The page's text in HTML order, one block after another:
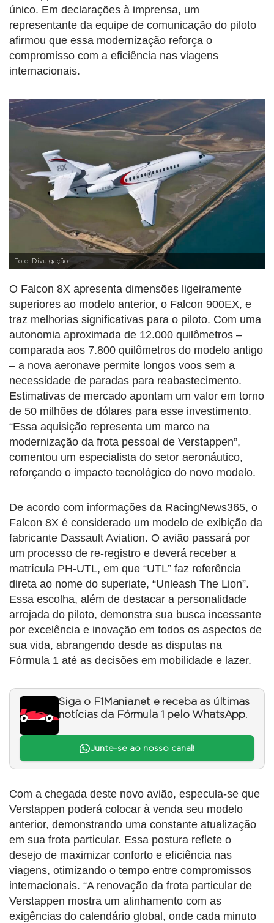
único. Em declarações à imprensa, um
representante da equipe de comunicação do piloto
afirmou que essa modernização reforça o
compromisso com a eficiência nas viagens
internacionais.
Foto: Divulgação
O Falcon 8X apresenta dimensões ligeiramente
superiores ao modelo anterior, o Falcon 900EX, e
traz melhorias significativas para o piloto. Com uma
autonomia aproximada de 12.000 quilômetros –
comparada aos 7.800 quilômetros do modelo antigo
– a nova aeronave permite longos voos sem a
necessidade de paradas para reabastecimento.
Estimativas de mercado apontam um valor em torno
de 50 milhões de dólares para esse investimento.
“Essa aquisição representa um marco na
modernização da frota pessoal de Verstappen”,
comentou um especialista do setor aeronáutico,
reforçando o impacto tecnológico do novo modelo.
De acordo com informações da RacingNews365, o
Falcon 8X é considerado um modelo de exibição da
fabricante Dassault Aviation. O avião passará por
um processo de re-registro e deverá receber a
matrícula PH-UTL, em que “UTL” faz referência
direta ao nome do superiate, “Unleash The Lion”.
Essa escolha, além de destacar a personalidade
arrojada do piloto, demonstra sua busca incessante
por excelência e inovação em todos os aspectos de
sua vida, abrangendo desde as disputas na
Fórmula 1 até as decisões em mobilidade e lazer.
Siga o F1Mania.net e receba as últimas
notícias da Fórmula 1 pelo WhatsApp.
Junte-se ao nosso canal!
Com a chegada deste novo avião, especula-se que
Verstappen poderá colocar à venda seu modelo
anterior, demonstrando uma constante atualização
em sua frota particular. Essa postura reflete o
desejo de maximizar conforto e eficiência nas
viagens, otimizando o tempo entre compromissos
internacionais. “A renovação da frota particular de
Verstappen mostra um alinhamento com as
exigências do calendário global, onde cada minuto